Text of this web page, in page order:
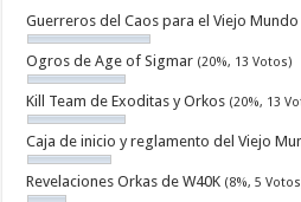
Guerreros del Caos para el Viejo Mundo
Ogros de Age of Sigmar (20%, 13 Votos)
Kill Team de Exoditas y Orkos (20%, 13
Caja de inicio y reglamento del Viejo
Revelaciones Orkas de W40K (8%, 5